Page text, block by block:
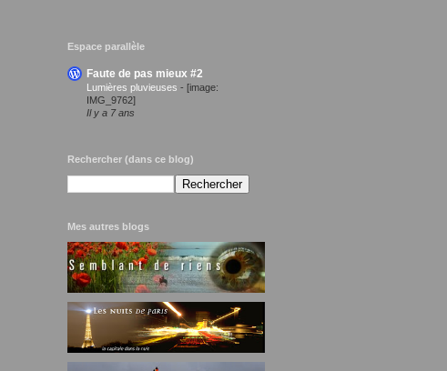
Espace parallèle
Faute de pas mieux #2
Lumières pluvieuses - [image:
IMG_9762]
Il y a 7 ans
Rechercher (dans ce blog)
Mes autres blogs